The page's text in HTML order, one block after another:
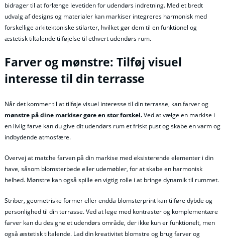
bidrager til at forlænge levetiden for udendørs indretning. Med et bredt
udvalg af designs og materialer kan markiser integreres harmonisk med
forskellige arkitektoniske stilarter, hvilket gør dem til en funktionel og
æstetisk tiltalende tilføjelse til ethvert udendørs rum.
Farver og mønstre: Tilføj visuel
interesse til din terrasse
Når det kommer til at tilføje visuel interesse til din terrasse, kan farver og
mønstre på dine markiser gøre en stor forskel.Ved at vælge en markise i
en livlig farve kan du give dit udendørs rum et friskt pust og skabe en varm og
indbydende atmosfære.
Overvej at matche farven på din markise med eksisterende elementer i din
have, såsom blomsterbede eller udemøbler, for at skabe en harmonisk
helhed. Mønstre kan også spille en vigtig rolle i at bringe dynamik til rummet.
Striber, geometriske former eller endda blomsterprint kan tilføre dybde og
personlighed til din terrasse. Ved at lege med kontraster og komplementære
farver kan du designe et udendørs område, der ikke kun er funktionelt, men
også æstetisk tiltalende. Lad din kreativitet blomstre og brug farver og